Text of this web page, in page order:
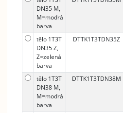
DN35 M,
M=modrá
barva
tělo 1T3T
DN35 Z,
Z=zelená
barva
DTTK1T3TDN35Z
tělo 1T3T
DN38 M,
M=modrá
barva
DTTK1T3TDN38M